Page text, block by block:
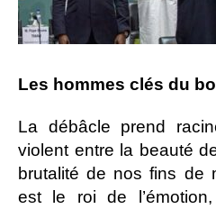
Les hommes clés du
La débâcle prend
violent entre la beauté
brutalité de nos fins de
est le roi de